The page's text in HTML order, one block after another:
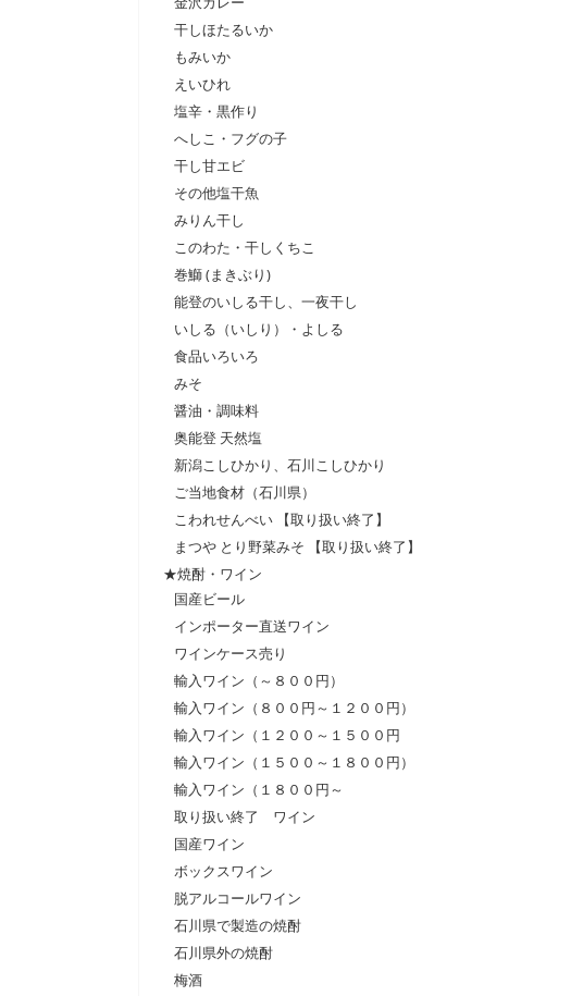
干しほたるいか
もみいか
えいひれ
塩辛・黒作り
へしこ・フグの子
干し甘エビ
その他塩干魚
みりん干し
このわた・干しくちこ
巻鰤 (まきぶり)
能登のいしる干し、一夜干し
いしる（いしり）・よしる
食品いろいろ
みそ
醤油・調味料
奥能登 天然塩
新潟こしひかり、石川こしひかり
ご当地食材（石川県）
こわれせんべい 【取り扱い終了】
まつや とり野菜みそ 【取り扱い終了】
★焼酎・ワイン
国産ビール
インポーター直送ワイン
ワインケース売り
輸入ワイン（～８００円）
輸入ワイン（８００円～１２００円）
輸入ワイン（１２００～１５００円
輸入ワイン（１５００～１８００円）
輸入ワイン（１８００円～
取り扱い終了 ワイン
国産ワイン
ボックスワイン
脱アルコールワイン
石川県で製造の焼酎
石川県外の焼酎
梅酒